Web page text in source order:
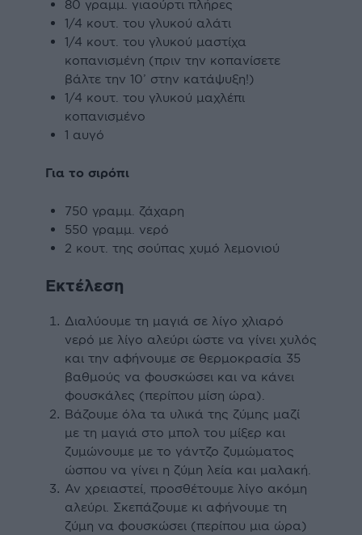
80 γραµµ. γιαούρτι πλήρες
1/4 κουτ. του γλυκού αλάτι
1/4 κουτ. του γλυκού µαστίχα
κοπανισµένη (πριν την κοπανίσετε
βάλτε την 10’ στην κατάψυξη!)
1/4 κουτ. του γλυκού µαχλέπι
κοπανισµένο
1 αυγό
Για το σιρόπι
750 γραµµ. ζάχαρη
550 γραµµ. νερό
2 κουτ. της σούπας χυµό λεµονιού
Εκτέλεση
Διαλύουμε τη µαγιά σε λίγο χλιαρό
νερό µε λίγο αλεύρι ώστε να γίνει χυλός
και την αφήνουµε σε θερµοκρασία 35
βαθµούς να φουσκώσει και να κάνει
φουσκάλες (περίπου µίση ώρα).
Βάζουμε όλα τα υλικά της ζύµης µαζί
µε τη µαγιά στο µπολ του µίξερ και
ζυµώνουµε µε το γάντζο ζυµώµατος
ώσπου να γίνει η ζύµη λεία και µαλακή.
Αν χρειαστεί, προσθέτουµε λίγο ακόµη
αλεύρι. Σκεπάζουµε κι αφήνουµε τη
ζύµη να φουσκώσει (περίπου µια ώρα)